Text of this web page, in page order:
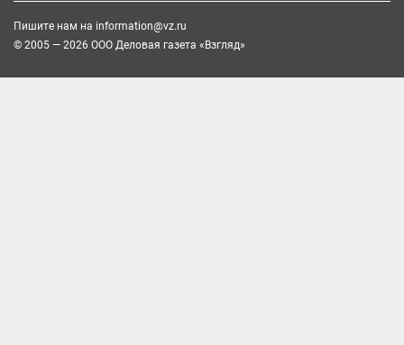
Пишите нам на information@vz.ru
© 2005 — 2026 ООО Деловая газета «Взгляд»